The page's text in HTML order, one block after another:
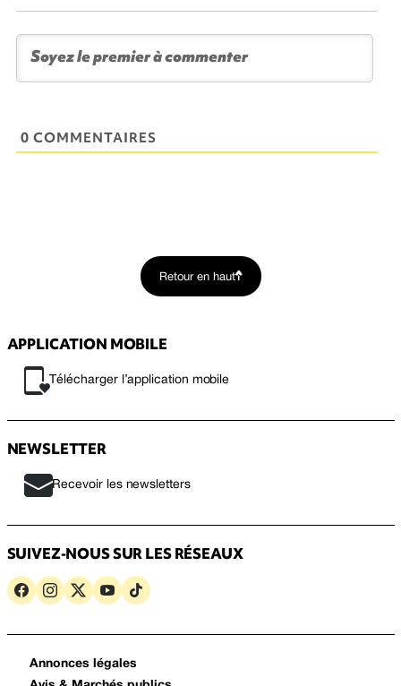
0 COMMENTAIRES
Retour en haut
APPLICATION MOBILE
Télécharger l’application mobile
NEWSLETTER
Recevoir les newsletters
SUIVEZ-NOUS SUR LES RÉSEAUX
Annonces légales